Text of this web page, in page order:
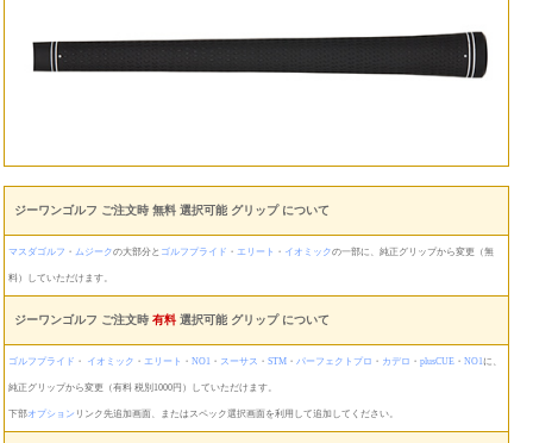
ジーワンゴルフ ご注文時 無料 選択可能 グリップ について
マスダゴルフ ・ ムジークの大部分と ゴルフプライド ・ エリート ・ イオミックの一部に、純正グリップから変更（無
料）していただけます。
ジーワンゴルフ ご注文時 有料 選択可能 グリップ について
ゴルフプライド ・ イオミック ・ エリート ・ NO1 ・ スーサス ・ STM ・ パーフェクトプロ ・ カデロ ・ plusCUE ・ NO1 に、
純正グリップから変更（有料 税別1000円）していただけます。
下部オプション リンク先追加画面、またはスペック選択画面を利用して追加してください。